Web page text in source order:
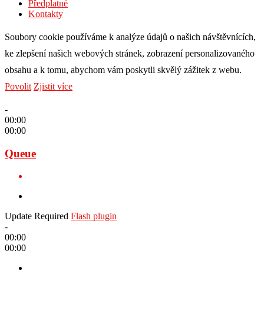
Předplatné
Kontakty
Soubory cookie používáme k analýze údajů o našich návštěvnících,
ke zlepšení našich webových stránek, zobrazení personalizovaného
obsahu a k tomu, abychom vám poskytli skvělý zážitek z webu.
Povolit Zjistit více
-
00:00
00:00
Queue
Update Required Flash plugin
-
00:00
00:00